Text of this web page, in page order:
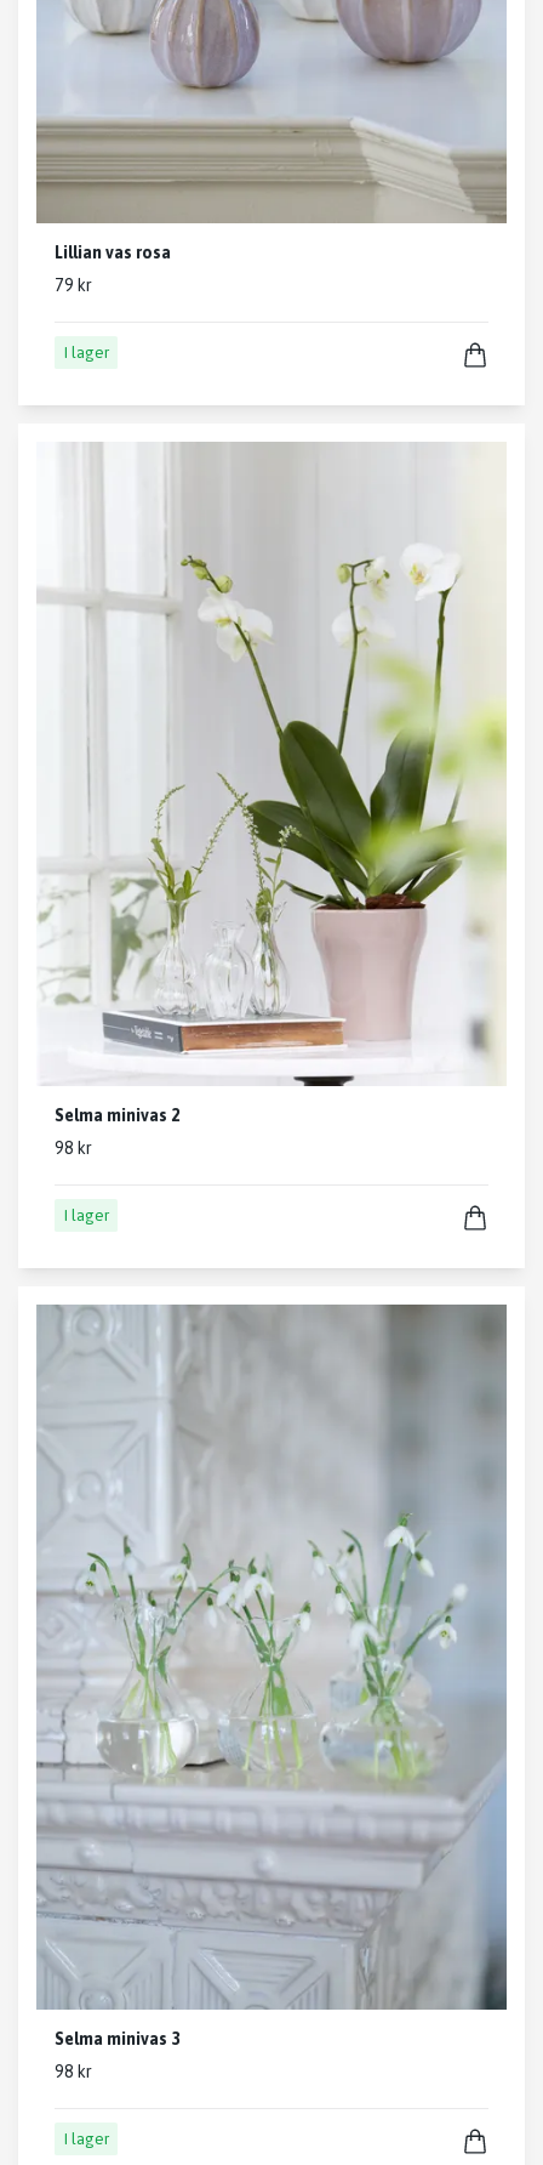
Lillian vas rosa
79 kr
I lager
Selma minivas 2
98 kr
I lager
Selma minivas 3
98 kr
I lager